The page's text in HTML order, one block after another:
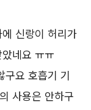
신랑이 허리가
네요 ㅠㅠ
요 호흡기 기
사용은 안하구